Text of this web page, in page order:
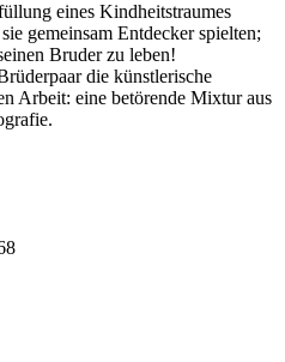
eines Kindheitstraumes
gemeinsam Entdecker spielten;
Bruder zu leben!
die künstlerische
Arbeit: eine betörende Mixtur aus